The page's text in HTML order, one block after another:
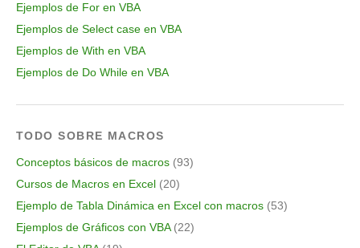
Ejemplos de For en VBA
Ejemplos de Select case en VBA
Ejemplos de With en VBA
Ejemplos de Do While en VBA
TODO SOBRE MACROS
Conceptos básicos de macros (93)
Cursos de Macros en Excel (20)
Ejemplo de Tabla Dinámica en Excel con macros (53)
Ejemplos de Gráficos con VBA(22)